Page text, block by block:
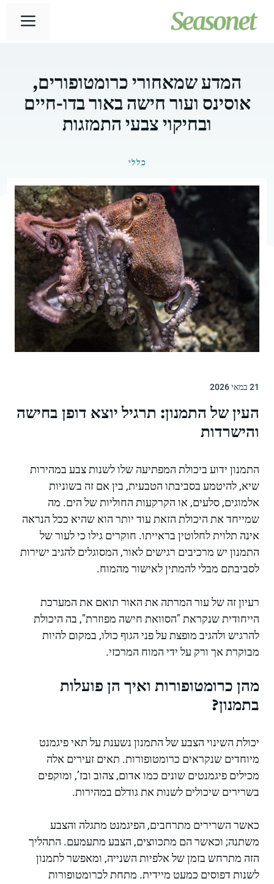
לתוכן
המדע שמאחורי כרומטופורים,
אוסינס ועור חישה באור בדו-חיים
ובחיקוי צבעי התמזגות
כללי
21 במאי 2026
העין של התמנון: תרגיל יוצא דופן בחישה
והישרדות
התמנון ידוע ביכולת המפתיעה שלו לשנות צבע במהירות
שיא, להיטמע בסביבתו הטבעית, בין אם זה בשוניות
אלמוגים, סלעים, או הקרקעות החוליות של הים. מה
שמייחד את היכולת הזאת עוד יותר הוא שהיא ככל הנראה
אינה תלוית לחלוטין בראייתו. חוקרים גילו כי לעור של
התמנון יש מרכיבים רגישים לאור, המסוגלים להגיב ישירות
לסביבתם מבלי להמתין לאישור מהמוח.
רעיון זה של עור המרתה את האור תואם את המערכת
הייחודית שנקראת "הסוואת חישה מפוזרת", בה היכולת
להרגיש ולהגיב מופצת על פני הגוף כולו, במקום להיות
מבוקרת אך ורק על ידי המוח המרכזי.
מהן כרומטופורות ואיך הן פועלות
בתמנון?
יכולת השינוי הצבע של התמנון נשענת על תאי פיגמנט
מיוחדים שנקראים כרומטופורות. תאים זעירים אלה
מכילים פיגמנטים שונים כמו אדום, צהוב ובז’, ומוקפים
בשרירים שיכולים לשנות את גודלם במהירות.
כאשר השרירים מתרחבים, הפיגמנט מתגלה והצבע
משתנה; וכאשר הם מתכווצים, הצבע מתעמעם. התהליך
הזה מתרחש בזמן של אלפיות השנייה, ומאפשר לתמנון
לשנות דפוסים כמעט מיידית. מתחת לכרומטופורות